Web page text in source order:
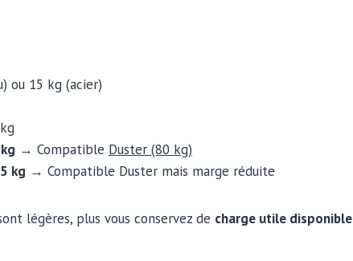
ou 15 kg (acier)
→ Compatible Duster (80 kg)
kg → Compatible Duster mais marge réduite
légères, plus vous conservez de charge utile disponible